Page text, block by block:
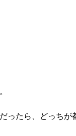
ったら、どっちが